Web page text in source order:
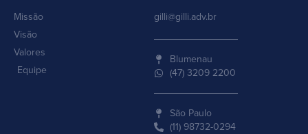
Missão
Visão
Valores
Equipe
gilli@gilli.adv.br
Blumenau
(47) 3209 2200
São Paulo
(11) 98732-0294